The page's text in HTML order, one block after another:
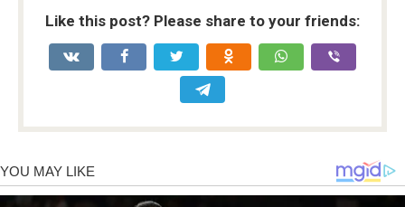
Like this post? Please share to your friends: